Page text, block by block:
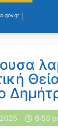
6:55